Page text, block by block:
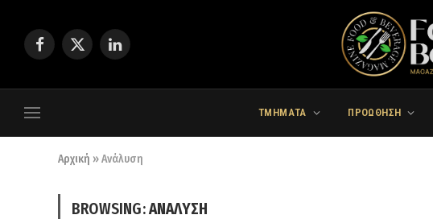
Facebook
X
LinkedIn
ΤΜΗΜΑΤΑ ΠΡΟΩΘΗΣΗ
Αρχική »Ανάλυση
BROWSING:ΑΝΆΛΥΣΗ